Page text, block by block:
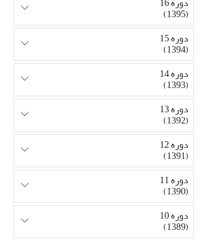
(1395)
دوره 15
(1394)
دوره 14
(1393)
دوره 13
(1392)
دوره 12
(1391)
دوره 11
(1390)
دوره 10
(1389)